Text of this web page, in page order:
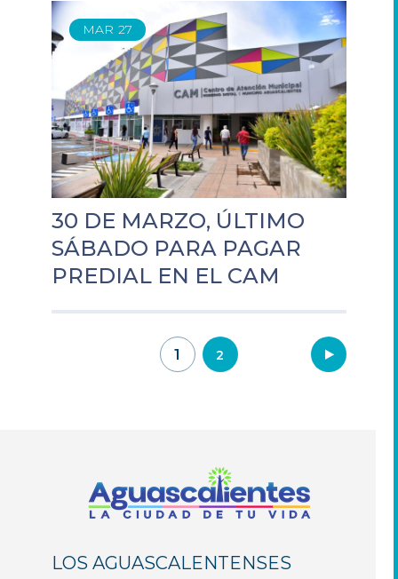
MAR 27
30 DE MARZO, ÚLTIMO
SÁBADO PARA PAGAR
PREDIAL EN EL CAM
Navegación
1 2
LOS AGUASCALENTENSES